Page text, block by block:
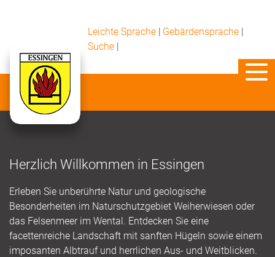
Leichte Sprache | Gebärdensprache |
Suche |
Herzlich Willkommen in Essingen
Erleben Sie unberührte Natur und geologische
Besonderheiten im Naturschutzgebiet Weiherwiesen oder
das Felsenmeer im Wental. Entdecken Sie eine
facettenreiche Landschaft mit sanften Hügeln sowie einem
imposanten Albtrauf und herrlichen Aus- und Weitblicken.